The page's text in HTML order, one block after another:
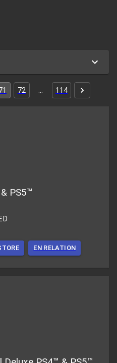
72 114
PS5™
EN RELATION